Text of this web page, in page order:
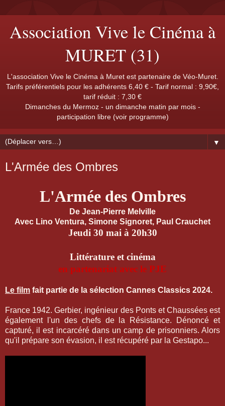
Association Vive le Cinéma à
MURET (31)
L'association Vive le Cinéma à Muret est partenaire de Véo-Muret.
Tarifs préférentiels pour les adhérents 6,40 € - Tarif normal : 9,90€,
tarif réduit : 7,30 €
Dimanches du Mermoz - un dimanche matin par mois -
participation libre (voir programme)
▼
L'Armée des Ombres
L'Armée des Ombres
De Jean-Pierre Melville
Avec Lino Ventura, Simone Signoret, Paul Crauchet
Jeudi 30 mai à 20h30
Littérature et cinéma
en partenariat avec le PJE
Le film fait partie de la sélection Cannes Classics 2024.
France 1942. Gerbier, ingénieur des Ponts et Chaussées est
également l'un des chefs de la Résistance. Dénoncé et
capturé, il est incarcéré dans un camp de prisonniers. Alors
qu'il prépare son évasion, il est récupéré par la Gestapo...